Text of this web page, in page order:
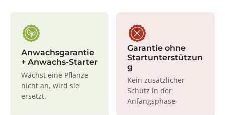
Anwachsgarantie
+ Anwachs-Starter
Wächst eine Pflanze
nicht an, wird sie
ersetzt.
Garantie ohne
Startunterstützun
g
Kein zusätzlicher
Schutz in der
Anfangsphase